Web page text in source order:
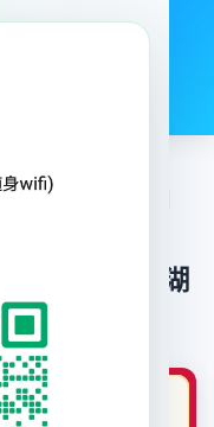
分钟【只发湖北】
分钟【只发湖